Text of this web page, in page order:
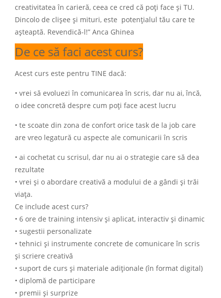
creativitatea în carieră, ceea ce cred că poți face și TU.
Dincolo de clișee și mituri, este potențialul tău care te
așteaptă. Revendică-l!” Anca Ghinea
De ce să faci acest curs?
Acest curs este pentru TINE dacă:
• vrei să evoluezi în comunicarea în scris, dar nu ai, încă,
o idee concretă despre cum poți face acest lucru
• te scoate din zona de confort orice task de la job care
are vreo legatură cu aspecte ale comunicarii în scris
• ai cochetat cu scrisul, dar nu ai o strategie care să dea
rezultate
• vrei şi o abordare creativă a modului de a gândi şi trăi
viaţa.
Ce include acest curs?
• 6 ore de training intensiv și aplicat, interactiv şi dinamic
• sugestii personalizate
• tehnici și instrumente concrete de comunicare în scris
și scriere creativă
• suport de curs și materiale adiționale (în format digital)
• diplomă de participare
• premii și surprize